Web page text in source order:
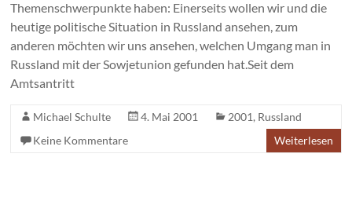
Themenschwerpunkte haben: Einerseits wollen wir und die
heutige politische Situation in Russland ansehen, zum
anderen möchten wir uns ansehen, welchen Umgang man in
Russland mit der Sowjetunion gefunden hat.Seit dem
Amtsantritt
Michael Schulte 4. Mai 2001 2001, Russland
Keine Kommentare
Weiterlesen